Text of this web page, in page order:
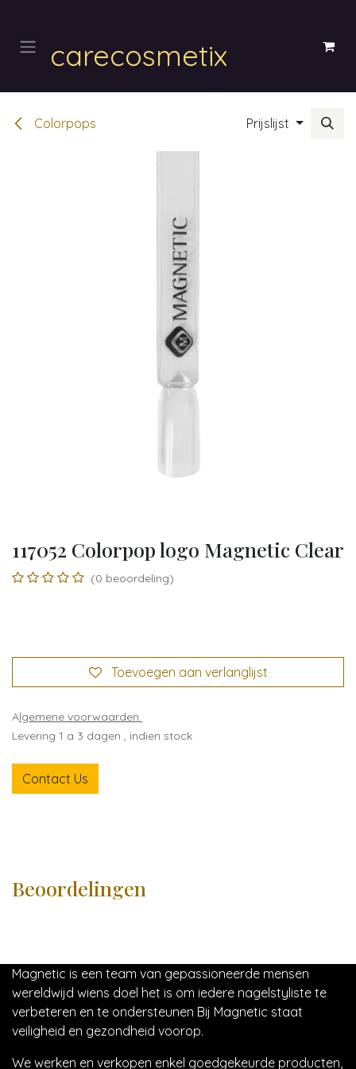
carecosmetix
Colorpops Prijslijst
117052 Colorpop logo Magnetic Clear
(0 beoordeling)
Toevoegen aan verlanglijst
Algemene voorwaarden
Levering 1 a 3 dagen , indien stock
Contact Us
Beoordelingen
Magnetic is een team van gepassioneerde mensen
wereldwijd wiens doel het is om iedere nagelstyliste te
verbeteren en te ondersteunen Bij Magnetic staat
veiligheid en gezondheid voorop.
We werken en verkopen enkel goedgekeurde producten,